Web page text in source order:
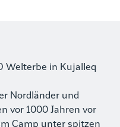
Welterbe in Kujalleq
Nordländer und
vor 1000 Jahren vor
Camp unter spitzen